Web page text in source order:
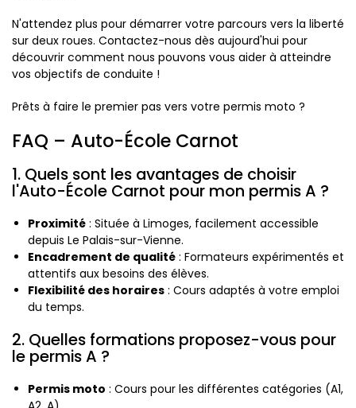
N'attendez plus pour démarrer votre parcours vers la liberté
sur deux roues. Contactez-nous dès aujourd'hui pour
découvrir comment nous pouvons vous aider à atteindre
vos objectifs de conduite !
Prêts à faire le premier pas vers votre permis moto ?
FAQ – Auto-École Carnot
1. Quels sont les avantages de choisir
l'Auto-École Carnot pour mon permis A ?
Proximité : Située à Limoges, facilement accessible
depuis Le Palais-sur-Vienne.
Encadrement de qualité : Formateurs expérimentés et
attentifs aux besoins des élèves.
Flexibilité des horaires : Cours adaptés à votre emploi
du temps.
2. Quelles formations proposez-vous pour
le permis A ?
Permis moto : Cours pour les différentes catégories (A1,